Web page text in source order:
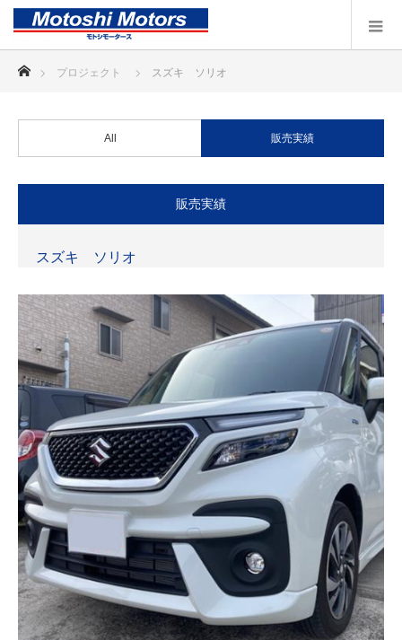
プロジェクト スズキ ソリオ
All 販売実績
販売実績
スズキ ソリオ